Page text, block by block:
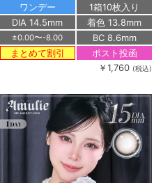
ワンデー
1箱10枚入り
DIA 14.5mm
着色 13.8mm
±0.00〜-8.00
BC 8.6mm
まとめて割引
ポスト投函
￥1,760 (税込)